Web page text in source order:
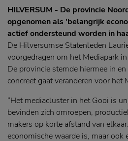
HILVERSUM - De provincie
opgenomen als 'belangrijk
actief ondersteund worden in
De Hilversumse Statenleden
voorgedragen om het Mediapark
De provincie stemde hiermee in
concreet gaat veranderen voor
“Het mediacluster in het Gooi is
bevinden zich omroepen,
makers op korte afstand van
economische waarde is, maar